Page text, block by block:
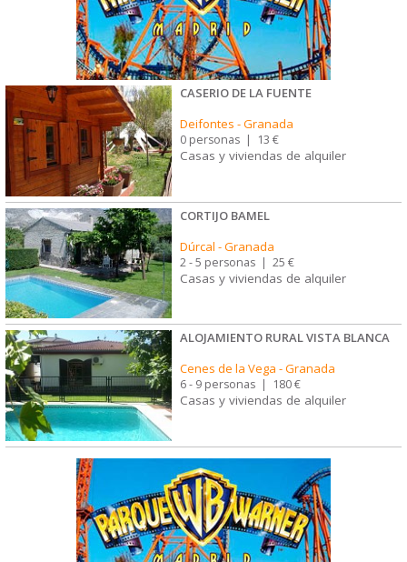
CASERIO DE LA FUENTE
Deifontes -Granada
0 personas | 13 €
Casas y viviendas de alquiler
CORTIJO BAMEL
Dúrcal -Granada
2 - 5 personas | 25 €
Casas y viviendas de alquiler
ALOJAMIENTO RURAL VISTA BLANCA
Cenes de la Vega -Granada
6 - 9 personas 180 €
Casas y viviendas de alquiler